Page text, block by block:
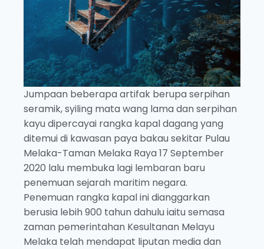
Jumpaan beberapa artifak berupa serpihan
seramik, syiling mata wang lama dan serpihan
kayu dipercayai rangka kapal dagang yang
ditemui di kawasan paya bakau sekitar Pulau
Melaka-Taman Melaka Raya 17 September
2020 lalu membuka lagi lembaran baru
penemuan sejarah maritim negara.
Penemuan rangka kapal ini dianggarkan
berusia lebih 900 tahun dahulu iaitu semasa
zaman pemerintahan Kesultanan Melayu
Melaka telah mendapat liputan media dan